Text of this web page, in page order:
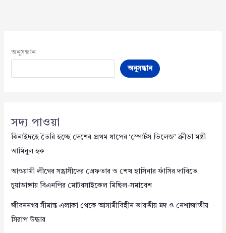
অনুসন্ধান
অনুসন্ধান
সদ্য পাওয়া
ঝিনাইদহে তৈরি হচ্ছে দেশের প্রথম ধাপের ‘স্পোর্টস ভিলেজ’ ক্রীড়া মন্ত্রী
আমিনুল হক
আওয়ামী লীগের সন্ত্রাসীদের গ্রেফতার ও শেখ হাসিনার ফাঁসির দাবিতে
চুয়াডাঙ্গায় বিএনপির মোটরসাইকেল মিছিল-সমাবেশ
জীবননগর সীমান্ত এলাকা থেকে আসামীবিহীন ভারতীয় মদ ও নেশাজাতীয়
সিরাপ উদ্ধার